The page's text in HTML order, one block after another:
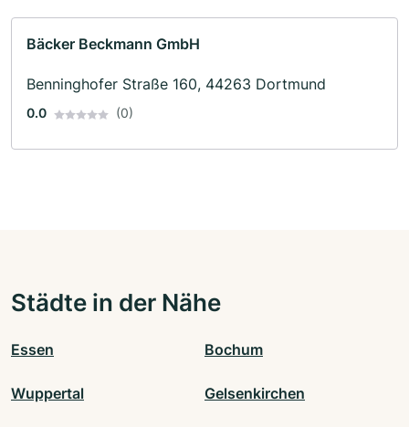
Bäcker Beckmann GmbH
Benninghofer Straße 160, 44263 Dortmund
0.0 (0)
Städte in der Nähe
Essen Bochum
Wuppertal Gelsenkirchen